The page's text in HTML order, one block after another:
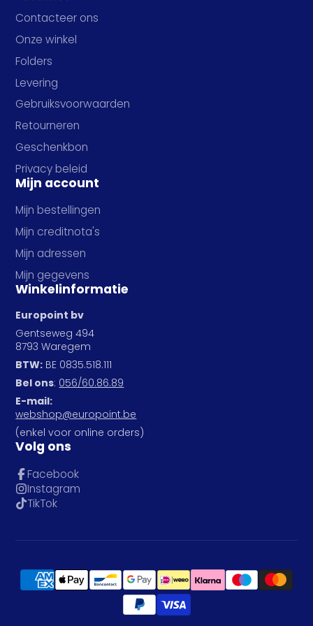
Contacteer ons
Onze winkel
Folders
Levering
Gebruiksvoorwaarden
Retourneren
Geschenkbon
Privacy beleid
Mijn account
Mijn bestellingen
Mijn creditnota's
Mijn adressen
Mijn gegevens
Winkelinformatie
Europoint bv
Gentseweg 494
8793 Waregem
BTW: BE 0835.518.111
Bel ons: 056/60.86.89
E-mail:
webshop@europoint.be
(enkel voor online orders)
Volg ons
Facebook
Instagram
TikTok